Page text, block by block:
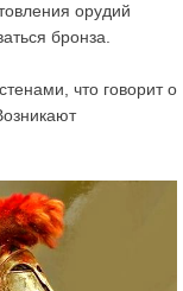
орудий
бронза.
что говорит о